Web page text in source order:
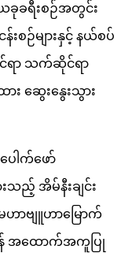
ခရီးစဉ်အတွင်း
န်းစဉ်များနှင့် နယ်စပ်
င်ရာ သက်ဆိုင်ရာ
း ဆွေးနွေးသွား
ါက်ဖော်
ည့် အိမ်နီးချင်း
မဟာဗျူဟာမြောက်
ရန် အထောက်အကူပြု